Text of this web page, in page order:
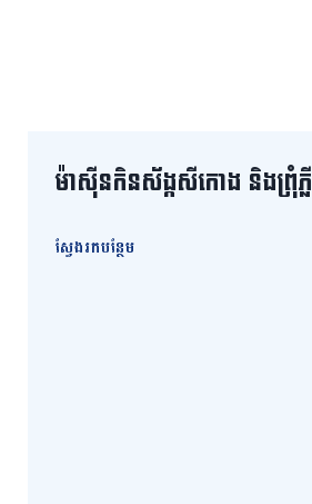
ម៉ាស៊ីនកិនស័ង្កសីកោង និងព្រុំភ្លី
ស្វែងរកបន្ថែម